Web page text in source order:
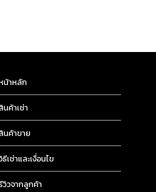
น้าหลัก
นค้าเช่า
นค้าขาย
ธีเช่าและเงื่อนไข
วิวจากลูกค้า